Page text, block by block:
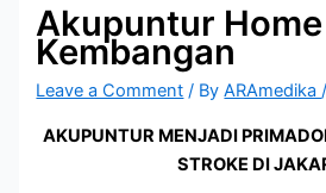
Akupuntur Home
Kembangan
Leave a Comment / ByARAmedika/
AKUPUNTUR MENJADI
STROKE DI